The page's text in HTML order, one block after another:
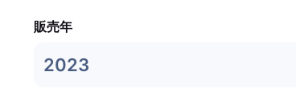
販売年
2023